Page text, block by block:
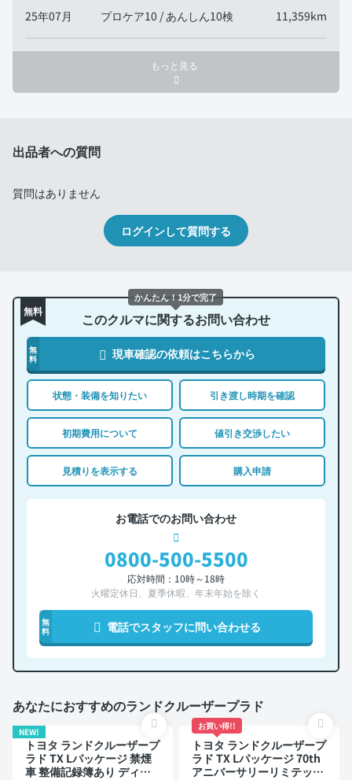
25年07月 プロケア10 / あんしん10検 11,359km
もっと見る
出品者への質問
質問はありません
ログインして質問する
無料 このクルマに関するお問い合わせ
無
料
現車確認の依頼はこちらから
状態・装備を知りたい 引き渡し時期を確認
初期費用について 値引き交渉したい
見積りを表示する 購入申請
お電話でのお問い合わせ
0800-500-5500
応対時間：10時～18時
火曜定休日、夏季休暇、年末年始を除く
無
料
電話でスタッフに問い合わせる
あなたにおすすめのランドクルーザープラド
NEW!
トヨタ ランドクルーザープ
ラド TX Lパッケージ 禁煙
車 整備記録簿あり ディス
お買い得!!
トヨタ ランドクルーザープ
ラド TX Lパッケージ 70th
アニバーサリーリミテッド
かんたん！1分で完了